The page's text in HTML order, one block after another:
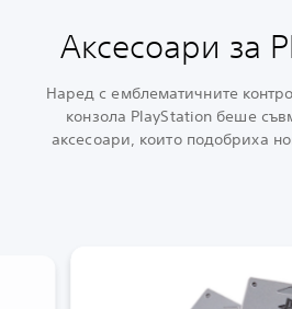
Аксесоари за
Наред с емблематичните
конзола PlayStation беше
аксесоари, които подобриха